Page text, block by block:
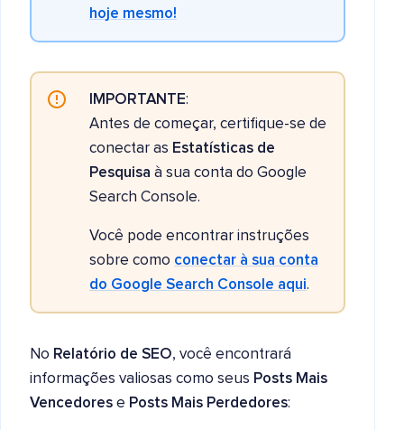
hoje mesmo!
IMPORTANTE:
Antes de começar, certifique-se de
conectar as Estatísticas de
Pesquisa à sua conta do Google
Search Console.
Você pode encontrar instruções
sobre como conectar à sua conta
do Google Search Console aqui.
No Relatório de SEO, você encontrará
informações valiosas como seus Posts Mais
Vencedores e Posts Mais Perdedores: